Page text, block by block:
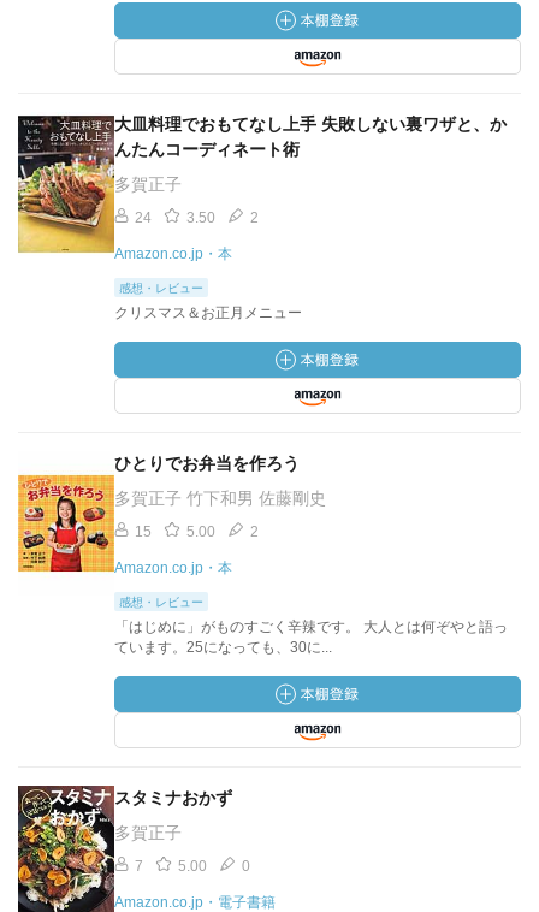
大皿料理でおもてなし上手 失敗しない裏ワザと、か
んたんコーディネート術
多賀正子
24 3.50 2
Amazon.co.jp・本
感想・レビュー
クリスマス＆お正月メニュー
ひとりでお弁当を作ろう
多賀正子 竹下和男 佐藤剛史
15 5.00 2
Amazon.co.jp・本
感想・レビュー
「はじめに」がものすごく辛辣です。 大人とは何ぞやと語っ
ています。25になっても、30に...
スタミナおかず
多賀正子
7 5.00 0
Amazon.co.jp・電子書籍